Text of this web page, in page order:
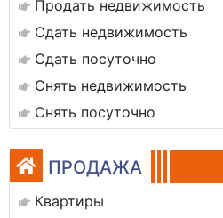
Продать недвижимость
Сдать недвижимость
Сдать посуточно
Снять недвижимость
Снять посуточно
ПРОДАЖА
Квартиры